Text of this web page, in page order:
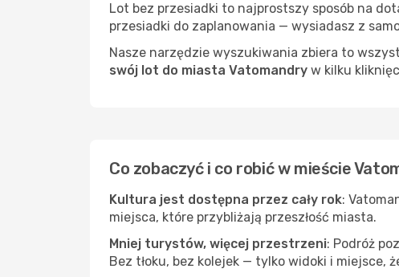
Lot bez przesiadki to najprostszy sposób na
przesiadki do zaplanowania — wysiadasz z
Nasze narzędzie wyszukiwania zbiera to
swój lot do miasta Vatomandry w kilku
Co zobaczyć i co robić w mieście
Kultura jest dostępna przez cały rok:
miejsca, które przybliżają przeszłość miasta.
Mniej turystów, więcej przestrzeni: Podróż
Bez tłoku, bez kolejek — tylko widoki i miejsce,